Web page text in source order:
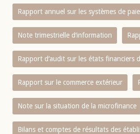
Rapport annuel sur les systèmes de
Note trimestrielle d‘information
Rapport d‘audit sur les états financiers
Rapport sur le commerce extérieur
Note sur la situation de la microfinance
Bilans et comptes de résultats des